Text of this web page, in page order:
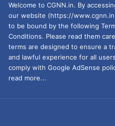
Welcome to CGNN.in. By
our website (https://
to be bound by the following
Conditions. Please read them
terms are designed to ensure a
and lawful experience for all
comply with Google AdSense
read more...